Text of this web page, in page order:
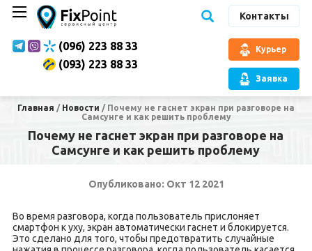
Контакты
(096) 223 88 33
(093) 223 88 33
Курьер
Заявка
Главная / Новости / Почему не гаснет экран при разговоре на
Самсунге и как решить проблему
Почему не гаснет экран при разговоре на
Самсунге и как решить проблему
Опубликовано: Окт 12 2021
Во время разговора, когда пользователь прислоняет
смартфон к уху, экран автоматически гаснет и блокируется.
Это сделано для того, чтобы предотвратить случайные